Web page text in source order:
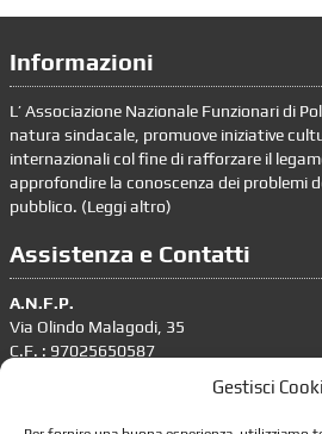
Gestisci
Informazioni
L’ Associazione Nazionale Funzionari di
natura sindacale, promuove iniziative
internazionali col fine di rafforzare il
approfondire la conoscenza dei problemi
pubblico. (Leggi altro)
Assistenza e Contatti
A.N.F.P.
Via Olindo Malagodi, 35
C.F. : 97025650587
tel. 06.4386636 – 06.4393676